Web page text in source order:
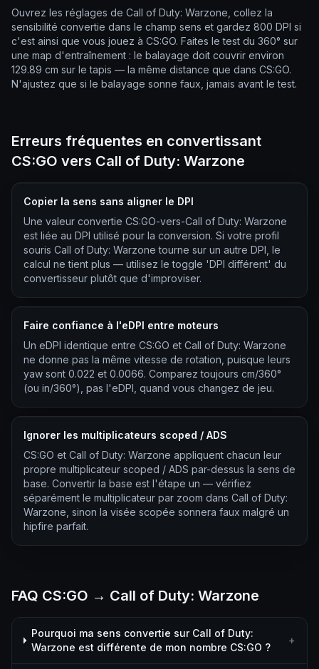
Ouvrez les réglages de Call of Duty: Warzone, collez la
sensibilité convertie dans le champ sens et gardez 800 DPI si
c'est ainsi que vous jouez à CS:GO. Faites le test du 360° sur
une map d'entraînement : le balayage doit couvrir environ
129.89 cm sur le tapis — la même distance que dans CS:GO.
N'ajustez que si le balayage sonne faux, jamais avant le test.
Erreurs fréquentes en convertissant
CS:GO vers Call of Duty: Warzone
Copier la sens sans aligner le DPI
Une valeur convertie CS:GO-vers-Call of Duty: Warzone
est liée au DPI utilisé pour la conversion. Si votre profil
souris Call of Duty: Warzone tourne sur un autre DPI, le
calcul ne tient plus — utilisez le toggle 'DPI différent' du
convertisseur plutôt que d'improviser.
Faire confiance à l'eDPI entre moteurs
Un eDPI identique entre CS:GO et Call of Duty: Warzone
ne donne pas la même vitesse de rotation, puisque leurs
yaw sont 0.022 et 0.0066. Comparez toujours cm/360°
(ou in/360°), pas l'eDPI, quand vous changez de jeu.
Ignorer les multiplicateurs scoped / ADS
CS:GO et Call of Duty: Warzone appliquent chacun leur
propre multiplicateur scoped / ADS par-dessus la sens de
base. Convertir la base est l'étape un — vérifiez
séparément le multiplicateur par zoom dans Call of Duty:
Warzone, sinon la visée scopée sonnera faux malgré un
hipfire parfait.
FAQ CS:GO → Call of Duty: Warzone
Pourquoi ma sens convertie sur Call of Duty:
Warzone est différente de mon nombre CS:GO ?
+